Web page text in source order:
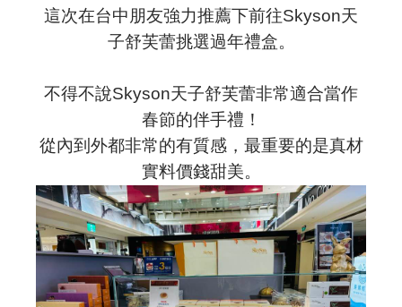
這次在台中朋友強力推薦下前往Skyson天
子舒芙蕾挑選過年禮盒。
不得不說Skyson天子舒芙蕾非常適合當作
春節的伴手禮！
從內到外都非常的有質感，最重要的是真材
實料價錢甜美。